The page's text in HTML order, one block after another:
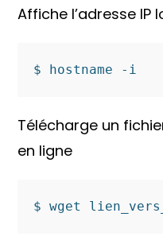
Affiche l’adresse IP
$ hostname -i
Télécharge un
en ligne
$ wget